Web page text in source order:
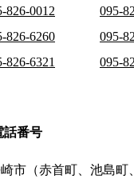
826-0012 095-
826-6260 095-
826-6321 095-
話番号
市（赤首町、池島町